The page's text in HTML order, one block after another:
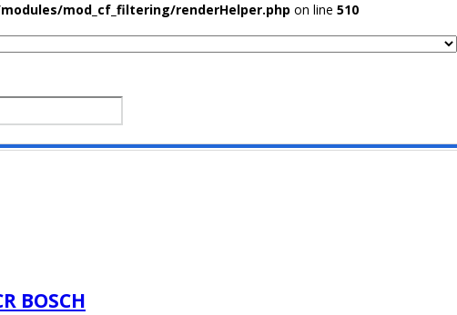
mod_cf_filtering/renderHelper.php on line 510
BOSCH